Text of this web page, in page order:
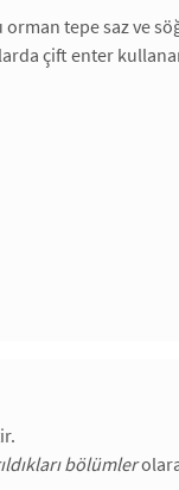
tepe saz ve
çift enter
bölümler